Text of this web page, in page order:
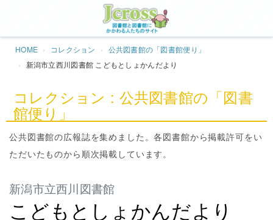
HOME コレクション
公共図書館の「図書館便り」
新潟市立西川図書館 こどもとしょかんだより
コレクション : 公共図書館の「図書
館便り」
公共図書館の広報誌を集めました。各図書館から掲載許可をい
ただいたものから順次掲載しています。
新潟市立西川図書館
こどもとしょかんだより